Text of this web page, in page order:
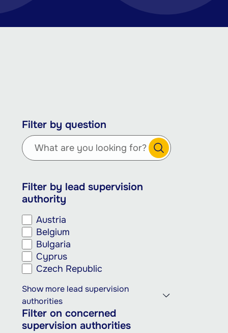
contenu
principal
Filter by question
Filter by lead supervision
authority
Austria
Belgium
Bulgaria
Cyprus
Czech Republic
Show more lead supervision
authorities
Filter on concerned
supervision authorities